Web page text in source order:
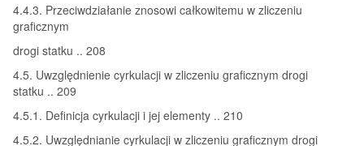
4.4.3. Przeciwdziałanie znosowi całkowitemu w zliczeniu
graficznym
drogi statku .. 208
4.5. Uwzględnienie cyrkulacji w zliczeniu graficznym drogi
statku .. 209
4.5.1. Definicja cyrkulacji i jej elementy .. 210
4.5.2. Uwzględnianie cyrkulacji w zliczeniu graficznym drogi